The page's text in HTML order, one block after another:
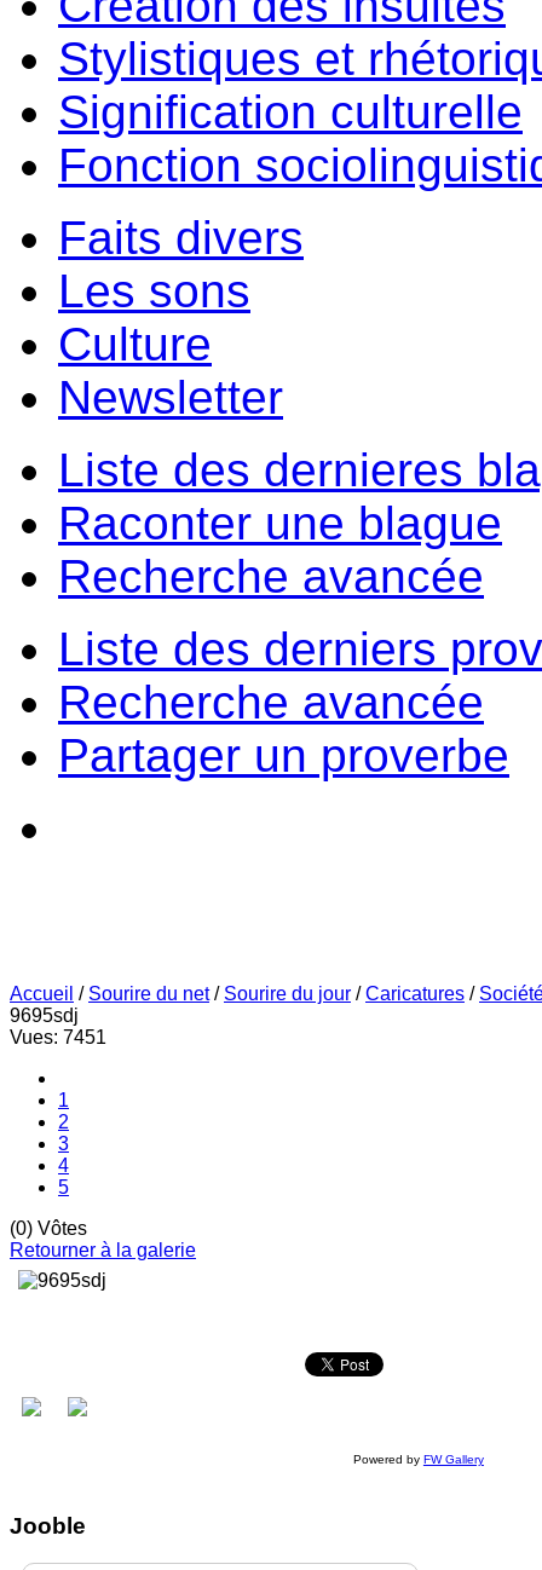
Stylistiques et
Signification culturelle
Fonction
Faits divers
Les sons
Culture
Newsletter
Liste des dernieres
Raconter une blague
Recherche avancée
Liste des derniers
Recherche avancée
Partager un proverbe
Accueil / Sourire du net / Sourire du jour /Caricatures /
9695sdj
Vues: 7451
1
2
3
4
5
(0) Vôtes
Retourner à la galerie
Powered by FW Gallery
Jooble